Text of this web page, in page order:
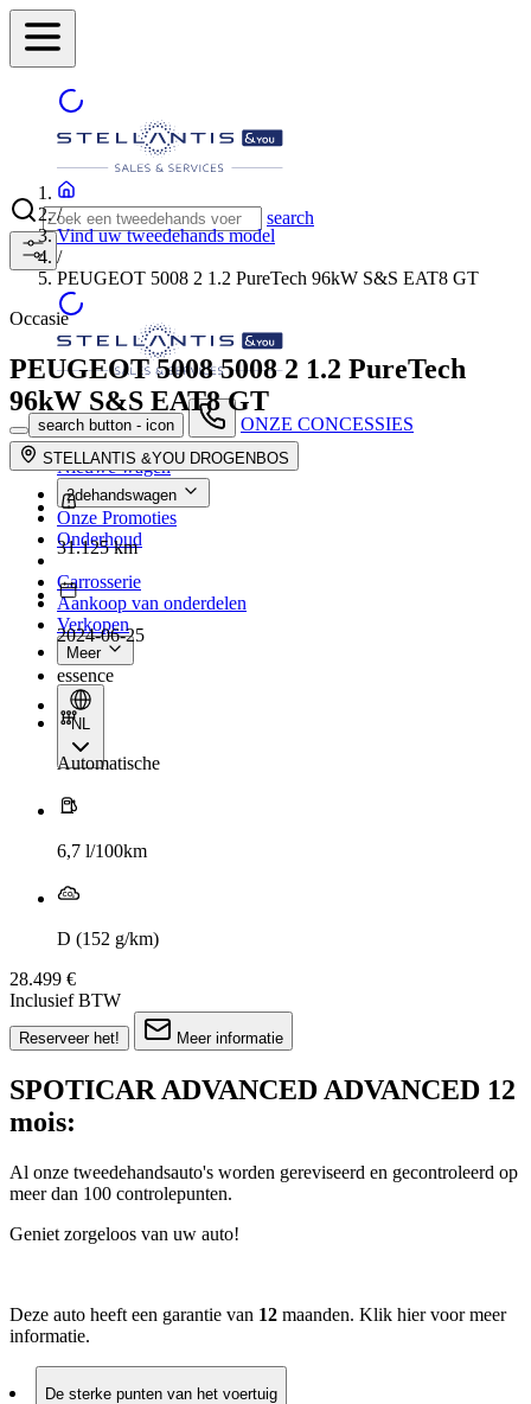
search
search button - icon ONZE CONCESSIES
Nieuwe wagen
2dehandswagen
Onze Promoties
Onderhoud
Carrosserie
Aankoop van onderdelen
Verkopen
Meer
NL
/
Vind uw tweedehands model
/
PEUGEOT 5008 2 1.2 PureTech 96kW S&S EAT8 GT
Occasie
PEUGEOT 50085008 2 1.2 PureTech
96kW S&S EAT8 GT
STELLANTIS &YOU DROGENBOS
31.125 km
2024-06-25
essence
Automatische
6,7 l/100km
D (152 g/km)
28.499 €
Inclusief BTW
Reserveer het! Meer informatie
SPOTICAR ADVANCED ADVANCED 12
mois:
Al onze tweedehandsauto's worden gereviseerd en gecontroleerd op
meer dan 100 controlepunten.
Geniet zorgeloos van uw auto!
Deze auto heeft een garantie van 12 maanden. Klik hiervoor meer
informatie.
De sterke punten van het voertuig